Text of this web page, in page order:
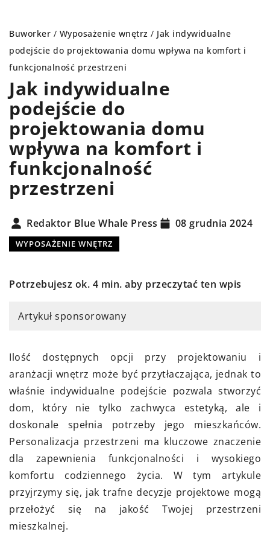
Buworker / Wyposażenie wnętrz / Jak indywidualne
podejście do projektowania domu wpływa na komfort i
funkcjonalność przestrzeni
Jak indywidualne
podejście do
projektowania domu
wpływa na komfort i
funkcjonalność
przestrzeni
Redaktor Blue Whale Press 08 grudnia 2024
WYPOSAŻENIE WNĘTRZ
Potrzebujesz ok. 4 min. aby przeczytać ten wpis
Artykuł sponsorowany
Ilość dostępnych opcji przy projektowaniu i
aranżacji wnętrz może być przytłaczająca, jednak to
właśnie indywidualne podejście pozwala stworzyć
dom, który nie tylko zachwyca estetyką, ale i
doskonale spełnia potrzeby jego mieszkańców.
Personalizacja przestrzeni ma kluczowe znaczenie
dla zapewnienia funkcjonalności i wysokiego
komfortu codziennego życia. W tym artykule
przyjrzymy się, jak trafne decyzje projektowe mogą
przełożyć się na jakość Twojej przestrzeni
mieszkalnej.